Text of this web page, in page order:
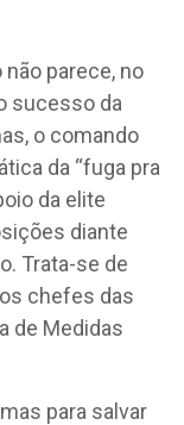
parece, no
sucesso da
o comando
da “fuga pra
da elite
diante
Trata-se de
chefes das
de Medidas
para salvar